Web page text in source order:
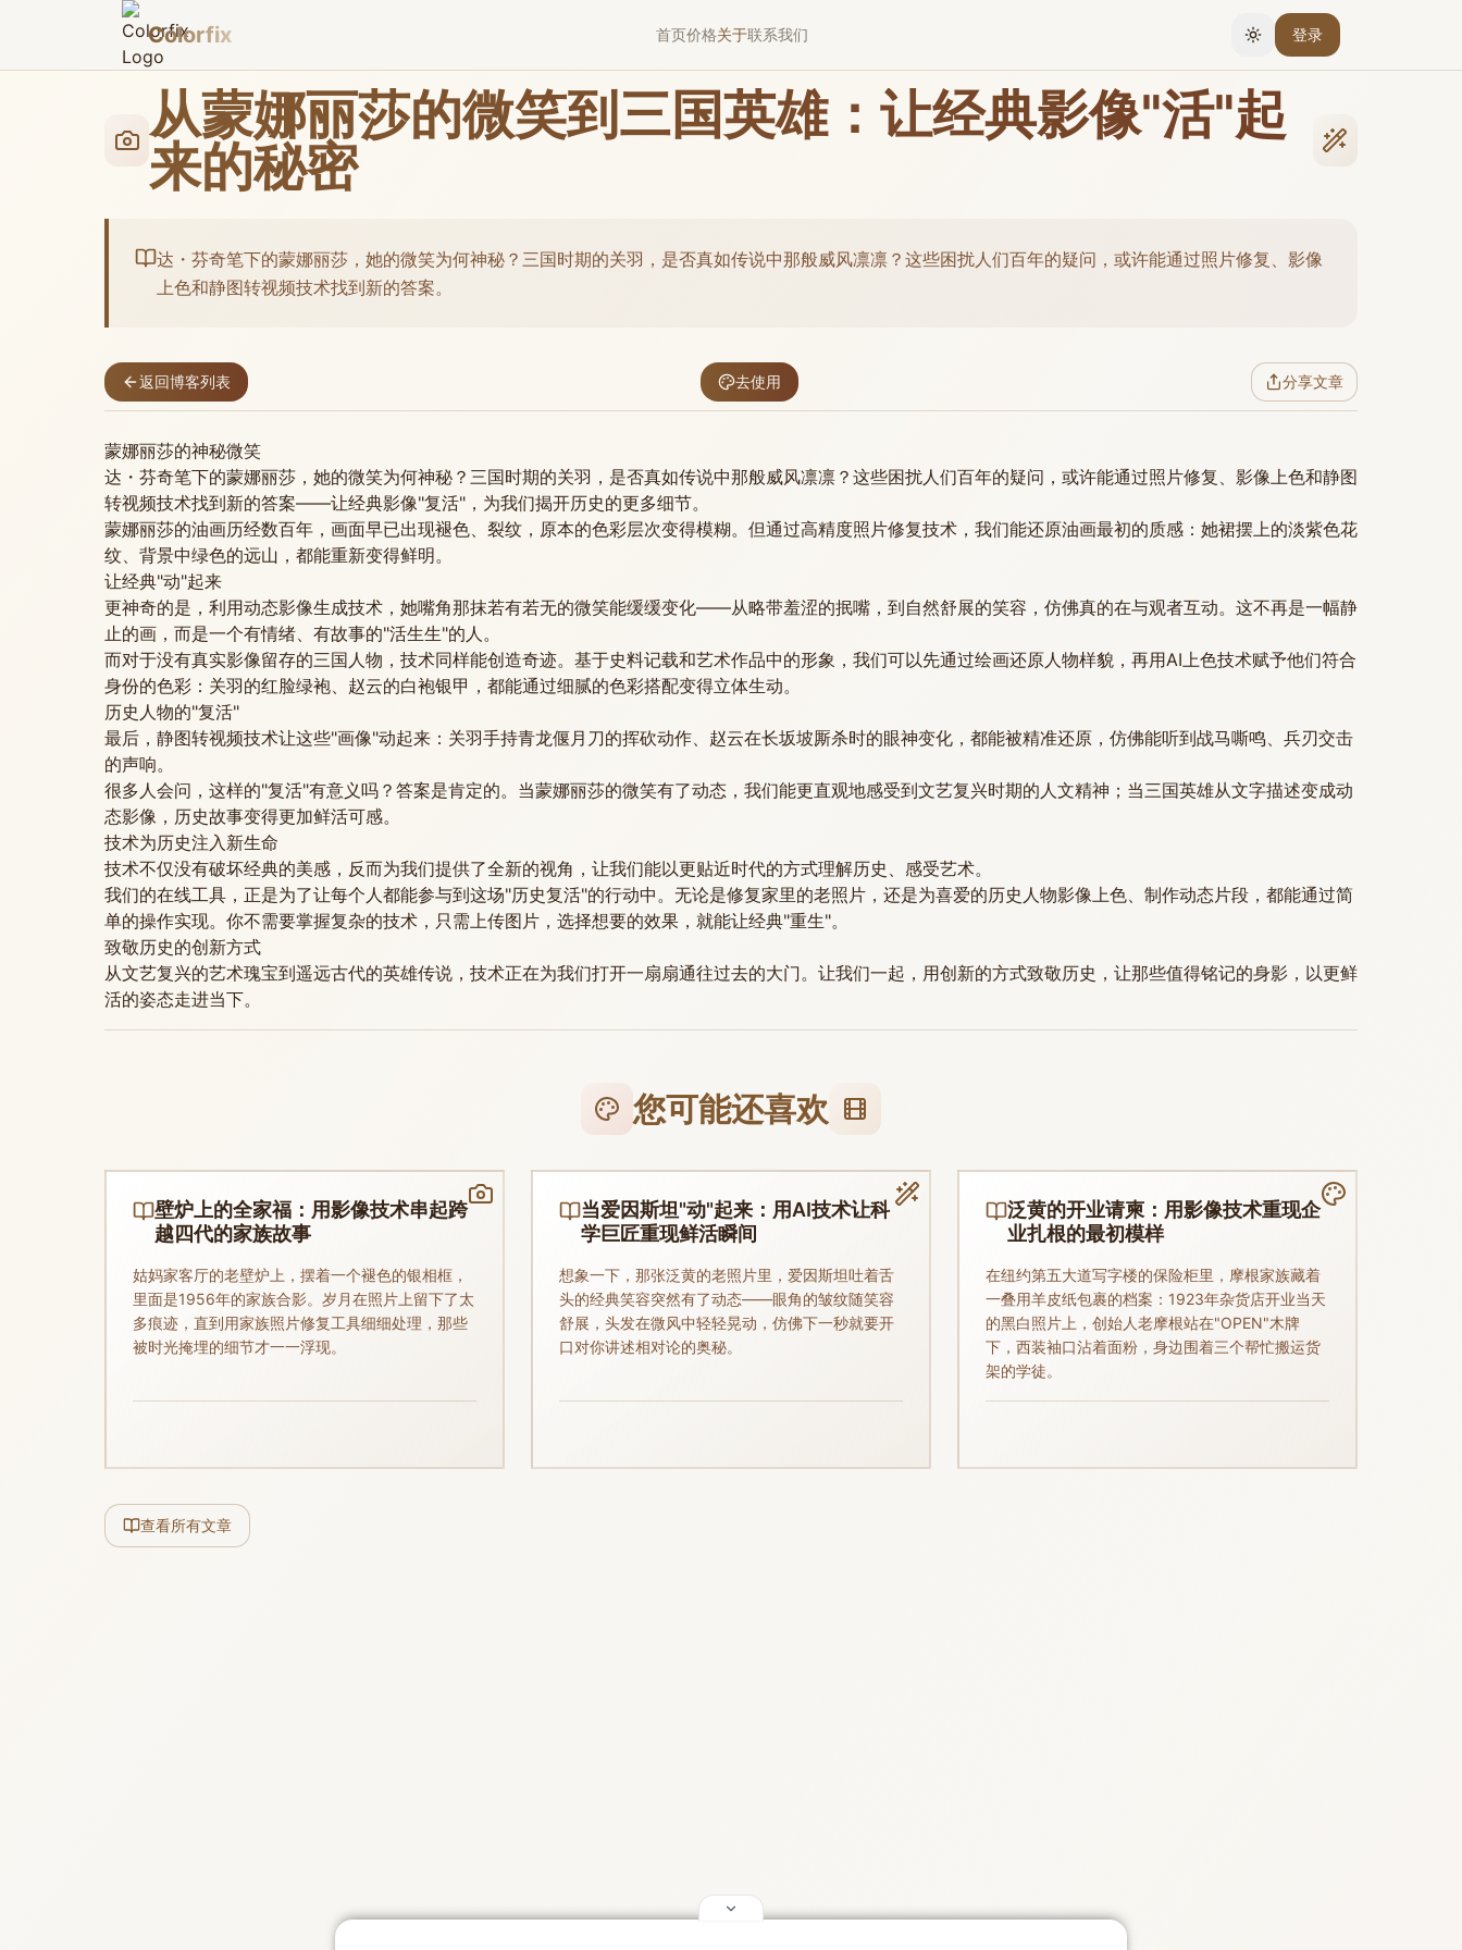
Colorfix 首页价格关于联系我们 切换主题
登录
从蒙娜丽莎的微笑到三国英雄：让经典影像"活"起
来的秘密
达・芬奇笔下的蒙娜丽莎，她的微笑为何神秘？三国时期的关羽，是否真如传说中那般威风凛凛？这些困扰人们百年的疑问，或许能通过照片修复、影像
上色和静图转视频技术找到新的答案。
返回博客列表 去使用 分享文章
蒙娜丽莎的神秘微笑
达・芬奇笔下的蒙娜丽莎，她的微笑为何神秘？三国时期的关羽，是否真如传说中那般威风凛凛？这些困扰人们百年的疑问，或许能通过照片修复、影像上色和静图
转视频技术找到新的答案——让经典影像"复活"，为我们揭开历史的更多细节。
蒙娜丽莎的油画历经数百年，画面早已出现褪色、裂纹，原本的色彩层次变得模糊。但通过高精度照片修复技术，我们能还原油画最初的质感：她裙摆上的淡紫色花
纹、背景中绿色的远山，都能重新变得鲜明。
让经典"动"起来
更神奇的是，利用动态影像生成技术，她嘴角那抹若有若无的微笑能缓缓变化——从略带羞涩的抿嘴，到自然舒展的笑容，仿佛真的在与观者互动。这不再是一幅静
止的画，而是一个有情绪、有故事的"活生生"的人。
而对于没有真实影像留存的三国人物，技术同样能创造奇迹。基于史料记载和艺术作品中的形象，我们可以先通过绘画还原人物样貌，再用AI上色技术赋予他们符合
身份的色彩：关羽的红脸绿袍、赵云的白袍银甲，都能通过细腻的色彩搭配变得立体生动。
历史人物的"复活"
最后，静图转视频技术让这些"画像"动起来：关羽手持青龙偃月刀的挥砍动作、赵云在长坂坡厮杀时的眼神变化，都能被精准还原，仿佛能听到战马嘶鸣、兵刃交击
的声响。
很多人会问，这样的"复活"有意义吗？答案是肯定的。当蒙娜丽莎的微笑有了动态，我们能更直观地感受到文艺复兴时期的人文精神；当三国英雄从文字描述变成动
态影像，历史故事变得更加鲜活可感。
技术为历史注入新生命
技术不仅没有破坏经典的美感，反而为我们提供了全新的视角，让我们能以更贴近时代的方式理解历史、感受艺术。
我们的在线工具，正是为了让每个人都能参与到这场"历史复活"的行动中。无论是修复家里的老照片，还是为喜爱的历史人物影像上色、制作动态片段，都能通过简
单的操作实现。你不需要掌握复杂的技术，只需上传图片，选择想要的效果，就能让经典"重生"。
致敬历史的创新方式
从文艺复兴的艺术瑰宝到遥远古代的英雄传说，技术正在为我们打开一扇扇通往过去的大门。让我们一起，用创新的方式致敬历史，让那些值得铭记的身影，以更鲜
活的姿态走进当下。
您可能还喜欢
壁炉上的全家福：用影像技术串起跨
越四代的家族故事
姑妈家客厅的老壁炉上，摆着一个褪色的银相框，
里面是1956年的家族合影。岁月在照片上留下了太
多痕迹，直到用家族照片修复工具细细处理，那些
被时光掩埋的细节才一一浮现。
当爱因斯坦"动"起来：用AI技术让科
学巨匠重现鲜活瞬间
想象一下，那张泛黄的老照片里，爱因斯坦吐着舌
头的经典笑容突然有了动态——眼角的皱纹随笑容
舒展，头发在微风中轻轻晃动，仿佛下一秒就要开
口对你讲述相对论的奥秘。
泛黄的开业请柬：用影像技术重现企
业扎根的最初模样
在纽约第五大道写字楼的保险柜里，摩根家族藏着
一叠用羊皮纸包裹的档案：1923年杂货店开业当天
的黑白照片上，创始人老摩根站在"OPEN"木牌
下，西装袖口沾着面粉，身边围着三个帮忙搬运货
架的学徒。
查看所有文章